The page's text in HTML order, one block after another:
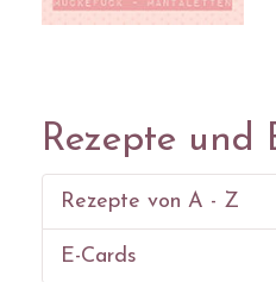
Rezepte und
Rezepte von A - Z
E-Cards